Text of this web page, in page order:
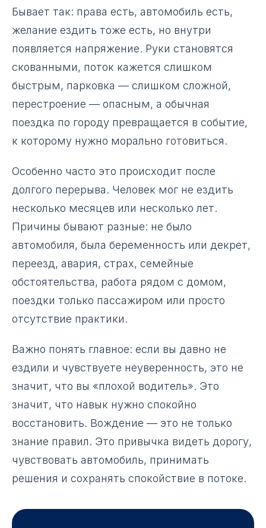
Бывает так: права есть, автомобиль есть,
желание ездить тоже есть, но внутри
появляется напряжение. Руки становятся
скованными, поток кажется слишком
быстрым, парковка — слишком сложной,
перестроение — опасным, а обычная
поездка по городу превращается в событие,
к которому нужно морально готовиться.
Особенно часто это происходит после
долгого перерыва. Человек мог не ездить
несколько месяцев или несколько лет.
Причины бывают разные: не было
автомобиля, была беременность или декрет,
переезд, авария, страх, семейные
обстоятельства, работа рядом с домом,
поездки только пассажиром или просто
отсутствие практики.
Важно понять главное: если вы давно не
ездили и чувствуете неуверенность, это не
значит, что вы «плохой водитель». Это
значит, что навык нужно спокойно
восстановить. Вождение — это не только
знание правил. Это привычка видеть дорогу,
чувствовать автомобиль, принимать
решения и сохранять спокойствие в потоке.